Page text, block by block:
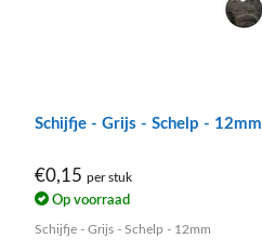
Schijfje - Grijs - Schelp - 12mm
€0,15 per stuk
Op voorraad
Schijfje - Grijs - Schelp - 12mm